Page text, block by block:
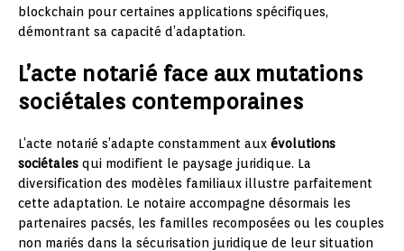
blockchain pour certaines applications spécifiques,
démontrant sa capacité d’adaptation.
L’acte notarié face aux mutations
sociétales contemporaines
L’acte notarié s’adapte constamment aux évolutions
sociétales qui modifient le paysage juridique. La
diversification des modèles familiaux illustre parfaitement
cette adaptation. Le notaire accompagne désormais les
partenaires pacsés, les familles recomposées ou les couples
non mariés dans la sécurisation juridique de leur situation